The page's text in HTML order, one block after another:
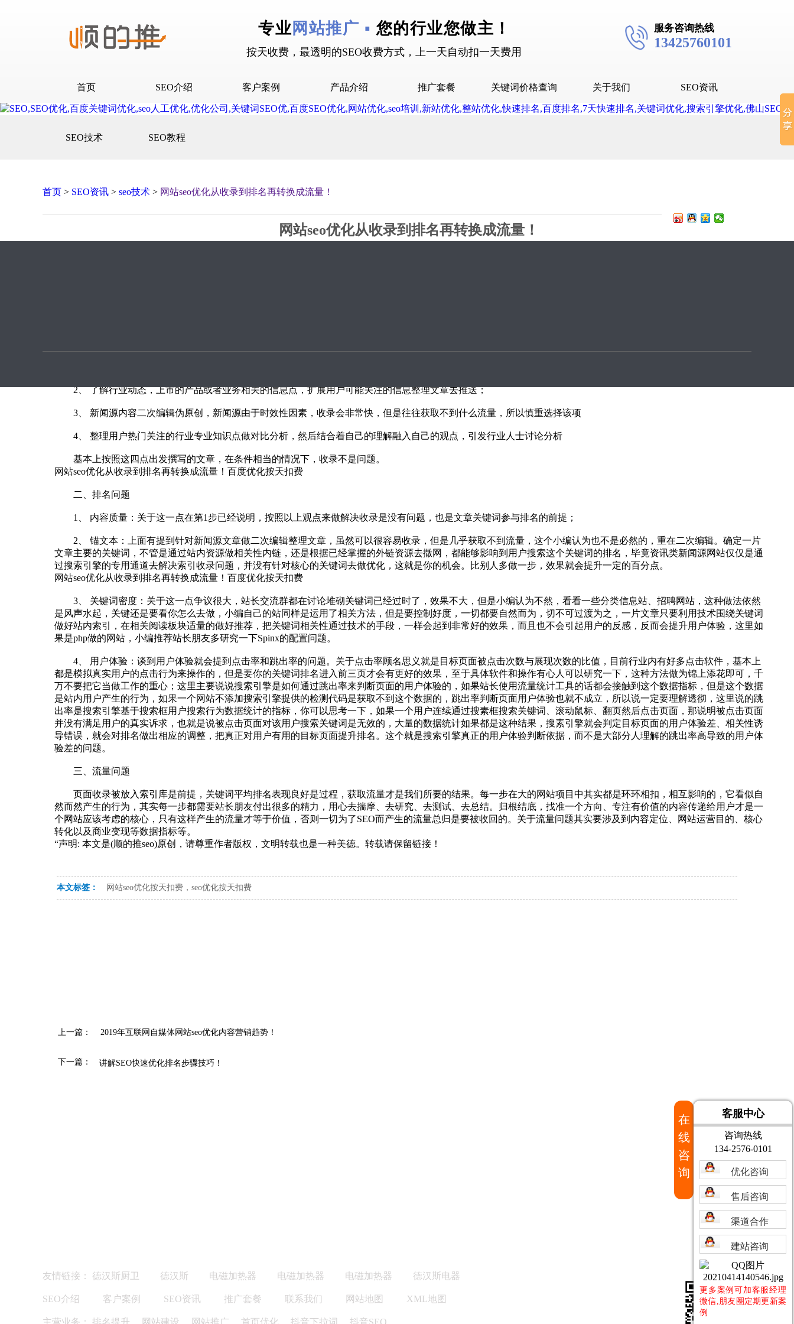
专业 网站推广 ▪ 您的行业您做主！
按天收费，最透明的SEO收费方式，上一天自动扣一天费用
服务咨询热线
13425760101
首页 SEO介绍
合作流程
客户案例
网站建设案例
产品介绍 推广套餐 关键词价格查询 关于我们 SEO资讯
SEO技术 SEO教程
首页 > SEO资讯 > seo技术 > 网站seo优化从收录到排名再转换成流量！
网站seo优化从收录到排名再转换成流量！
2、 了解行业动态，上市的产品或者业务相关的信息点，扩展用户可能关注的信息整理文章去推送；
3、 新闻源内容二次编辑伪原创，新闻源由于时效性因素，收录会非常快，但是往往获取不到什么流量，所以慎重选择该项
4、 整理用户热门关注的行业专业知识点做对比分析，然后结合着自己的理解融入自己的观点，引发行业人士讨论分析
基本上按照这四点出发撰写的文章，在条件相当的情况下，收录不是问题。
网站seo优化从收录到排名再转换成流量！百度优化按天扣费
二、排名问题
1、 内容质量：关于这一点在第1步已经说明，按照以上观点来做解决收录是没有问题，也是文章关键词参与排名的前提；
2、 锚文本：上面有提到针对新闻源文章做二次编辑整理文章，虽然可以很容易收录，但是几乎获取不到流量，这个小编认为也不是必然的，重在二次编辑。确定一片
文章主要的关键词，不管是通过站内资源做相关性内链，还是根据已经掌握的外链资源去撒网，都能够影响到用户搜索这个关键词的排名，毕竟资讯类新闻源网站仅仅是通
过搜索引擎的专用通道去解决索引收录问题，并没有针对核心的关键词去做优化，这就是你的机会。比别人多做一步，效果就会提升一定的百分点。
网站seo优化从收录到排名再转换成流量！百度优化按天扣费
3、 关键词密度：关于这一点争议很大，站长交流群都在讨论堆砌关键词已经过时了，效果不大，但是小编认为不然，看看一些分类信息站、招聘网站，这种做法依然
是风声水起，关键还是要看你怎么去做，小编自己的站同样是运用了相关方法，但是要控制好度，一切都要自然而为，切不可过渡为之，一片文章只要利用技术围绕关键词
做好站内索引，在相关阅读板块适量的做好推荐，把关键词相关性通过技术的手段，一样会起到非常好的效果，而且也不会引起用户的反感，反而会提升用户体验，这里如
果是php做的网站，小编推荐站长朋友多研究一下Spinx的配置问题。
4、 用户体验：谈到用户体验就会提到点击率和跳出率的问题。关于点击率顾名思义就是目标页面被点击次数与展现次数的比值，目前行业内有好多点击软件，基本上
都是模拟真实用户的点击行为来操作的，但是要你的关键词排名进入前三页才会有更好的效果，至于具体软件和操作有心人可以研究一下，这种方法做为锦上添花即可，千
万不要把它当做工作的重心；这里主要说说搜索引擎是如何通过跳出率来判断页面的用户体验的，如果站长使用流量统计工具的话都会接触到这个数据指标，但是这个数据
是站内用户产生的行为，如果一个网站不添加搜索引擎提供的检测代码是获取不到这个数据的，跳出率判断页面用户体验也就不成立，所以说一定要理解透彻，这里说的跳
出率是搜索引擎基于搜索框用户搜索行为数据统计的指标，你可以思考一下，如果一个用户连续通过搜素框搜索关键词、滚动鼠标、翻页然后点击页面，那说明被点击页面
并没有满足用户的真实诉求，也就是说被点击页面对该用户搜索关键词是无效的，大量的数据统计如果都是这种结果，搜素引擎就会判定目标页面的用户体验差、相关性诱
导错误，就会对排名做出相应的调整，把真正对用户有用的目标页面提升排名。这个就是搜索引擎真正的用户体验判断依据，而不是大部分人理解的跳出率高导致的用户体
验差的问题。
三、流量问题
页面收录被放入索引库是前提，关键词平均排名表现良好是过程，获取流量才是我们所要的结果。每一步在大的网站项目中其实都是环环相扣，相互影响的，它看似自
然而然产生的行为，其实每一步都需要站长朋友付出很多的精力，用心去揣摩、去研究、去测试、去总结。归根结底，找准一个方向、专注有价值的内容传递给用户才是一
个网站应该考虑的核心，只有这样产生的流量才等于价值，否则一切为了SEO而产生的流量总归是要被收回的。关于流量问题其实要涉及到内容定位、网站运营目的、核心
转化以及商业变现等数据指标等。
“声明: 本文是(顺的推seo)原创，请尊重作者版权，文明转载也是一种美德。转载请保留链接！
本文标签： 网站seo优化按天扣费，seo优化按天扣费
上一篇： 2019年互联网自媒体网站seo优化内容营销趋势！
下一篇： 讲解SEO快速优化排名步骤技巧！
友情链接： 德汉斯厨卫 德汉斯 电磁加热器 电磁加热器 电磁加热器 德汉斯电器
SEO介绍 客户案例 SEO资讯 推广套餐 联系我们 网站地图 XML地图
主营业务： 排名提升 网站建设 网站推广 首页优化 抖音下拉词 抖音SEO
在
线
咨
询
客服中心
咨询热线
134-2576-0101
优化咨询
售后咨询
渠道合作
建站咨询
更多案例可加客服经理
微信,朋友圈定期更新案
例